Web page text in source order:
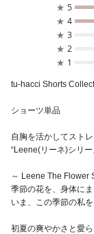
★ 5
★ 4
★ 3
★ 2
★ 1
tu-hacci Shorts
ショーツ単品
自胸を活かしてスト
“Leene(リーネ)シリー
～ Leene The Flower
季節の花を、身体にま
いま、この季節の私
初夏の爽やかさと愛